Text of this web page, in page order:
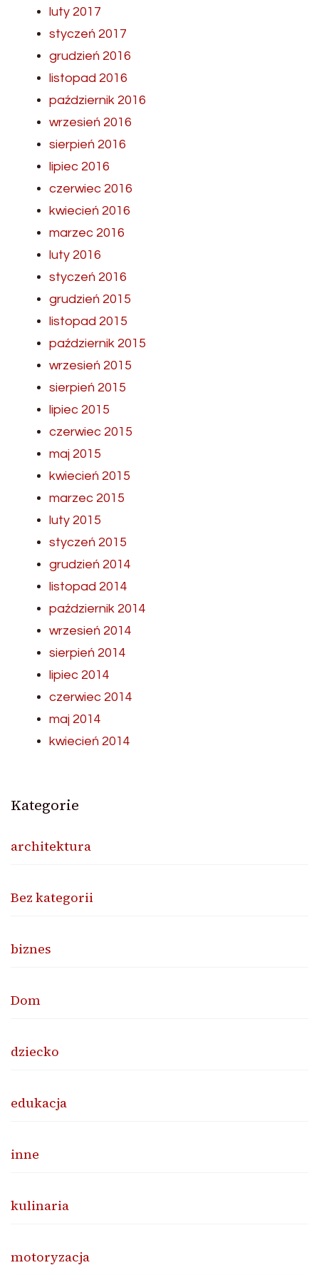
luty 2017
styczeń 2017
grudzień 2016
listopad 2016
październik 2016
wrzesień 2016
sierpień 2016
lipiec 2016
czerwiec 2016
kwiecień 2016
marzec 2016
luty 2016
styczeń 2016
grudzień 2015
listopad 2015
październik 2015
wrzesień 2015
sierpień 2015
lipiec 2015
czerwiec 2015
maj 2015
kwiecień 2015
marzec 2015
luty 2015
styczeń 2015
grudzień 2014
listopad 2014
październik 2014
wrzesień 2014
sierpień 2014
lipiec 2014
czerwiec 2014
maj 2014
kwiecień 2014
Kategorie
architektura
Bez kategorii
biznes
Dom
dziecko
edukacja
inne
kulinaria
motoryzacja